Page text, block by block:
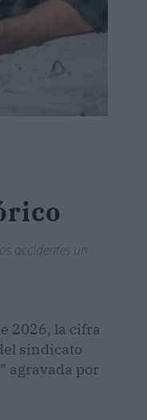
accidentes un
2026, la cifra
sindicato
agravada por